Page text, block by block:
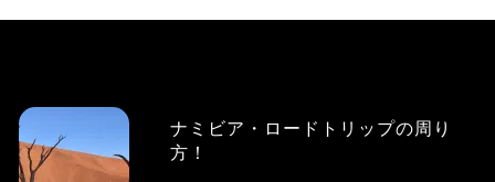
ナミビア・ロードトリップの周り
方！